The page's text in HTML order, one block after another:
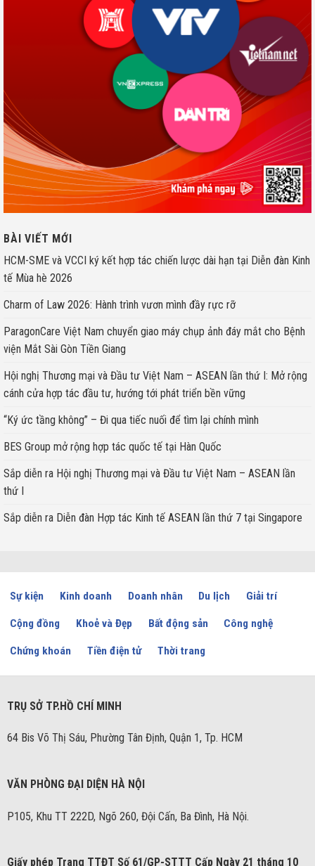
BÀI VIẾT MỚI
HCM-SME và VCCI ký kết hợp tác chiến lược dài hạn tại Diễn đàn Kinh
tế Mùa hè 2026
Charm of Law 2026: Hành trình vươn mình đầy rực rỡ
ParagonCare Việt Nam chuyển giao máy chụp ảnh đáy mắt cho Bệnh
viện Mắt Sài Gòn Tiền Giang
Hội nghị Thương mại và Đầu tư Việt Nam – ASEAN lần thứ I: Mở rộng
cánh cửa hợp tác đầu tư, hướng tới phát triển bền vững
“Ký ức tầng không” – Đi qua tiếc nuối để tìm lại chính mình
BES Group mở rộng hợp tác quốc tế tại Hàn Quốc
Sắp diễn ra Hội nghị Thương mại và Đầu tư Việt Nam – ASEAN lần
thứ I
Sắp diễn ra Diễn đàn Hợp tác Kinh tế ASEAN lần thứ 7 tại Singapore
Sự kiện Kinh doanh Doanh nhân Du lịch Giải trí
Cộng đồng Khoẻ và Đẹp Bất động sản Công nghệ
Chứng khoán Tiền điện tử Thời trang
TRỤ SỞ TP.HỒ CHÍ MINH
64 Bis Võ Thị Sáu, Phường Tân Định, Quận 1, Tp. HCM
VĂN PHÒNG ĐẠI DIỆN HÀ NỘI
P105, Khu TT 222D, Ngõ 260, Đội Cấn, Ba Đình, Hà Nội.
Giấy phép Trang TTĐT Số 61/GP-STTT Cấp Ngày 21 tháng 10